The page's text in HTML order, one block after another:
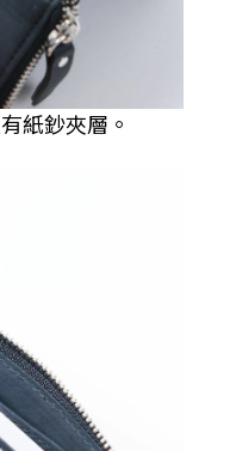
紙鈔夾層。